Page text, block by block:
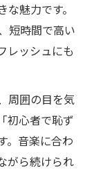
魅力です。
短時間で高い
レッシュにも
周囲の目を気
初心者で恥ず
。音楽に合わ
がら続けられ